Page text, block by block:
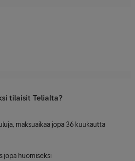
tilaisit Telialta?
maksuaikaa jopa 36 kuukautta
jopa huomiseksi